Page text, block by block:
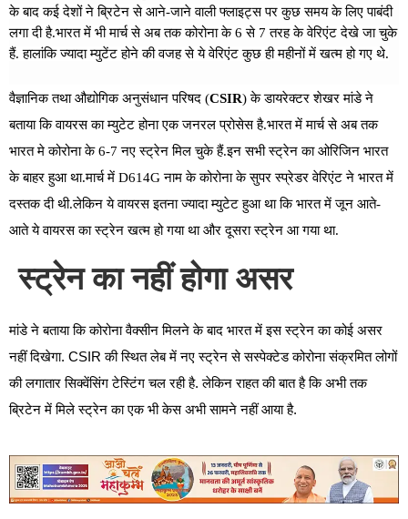
के बाद कई देशों ने ब्रिटेन से आने-जाने वाली फ्लाइट्स पर कुछ समय के लिए पाबंदी
लगा दी है.भारत में भी मार्च से अब तक कोरोना के 6 से 7 तरह के वेरिएंट देखे जा चुके
हैं. हालांकि ज्यादा म्युटेंट होने की वजह से ये वेरिएंट कुछ ही महीनों में खत्म हो गए थे.
वैज्ञानिक तथा औद्योगिक अनुसंधान परिषद (CSIR) के डायरेक्टर शेखर मांडे ने
बताया कि वायरस का म्युटेट होना एक जनरल प्रोसेस है.भारत में मार्च से अब तक
भारत मे कोरोना के 6-7 नए स्ट्रेन मिल चुके हैं.इन सभी स्ट्रेन का ओरिजिन भारत
के बाहर हुआ था.मार्च में D614G नाम के कोरोना के सुपर स्प्रेडर वेरिएंट ने भारत में
दस्तक दी थी.लेकिन ये वायरस इतना ज्यादा म्युटेट हुआ था कि भारत में जून आते-
आते ये वायरस का स्ट्रेन खत्म हो गया था और दूसरा स्ट्रेन आ गया था.
स्ट्रेन का नहीं होगा असर
मांडे ने बताया कि कोरोना वैक्सीन मिलने के बाद भारत में इस स्ट्रेन का कोई असर
नहीं दिखेगा. CSIRकी स्थित लेब में नए स्ट्रेन से सस्पेक्टेड कोरोना संक्रमित लोगों
की लगातार सिक्वेंसिंग टेस्टिंग चल रही है.लेकिन राहत की बात है कि अभी तक
ब्रिटेन में मिले स्ट्रेन का एक भी केस अभी सामने नहीं आया है.